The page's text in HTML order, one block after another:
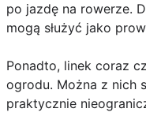
po jazdę na rowerze.
mogą służyć jako
Ponadto, linek coraz
ogrodu. Można z nich
praktycznie